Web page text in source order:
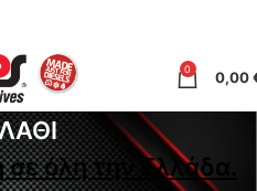
0 0,00
όλη την Ελλάδα.